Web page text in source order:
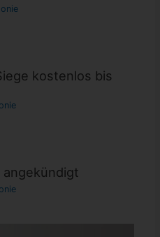
kostenlos bis
angekündigt